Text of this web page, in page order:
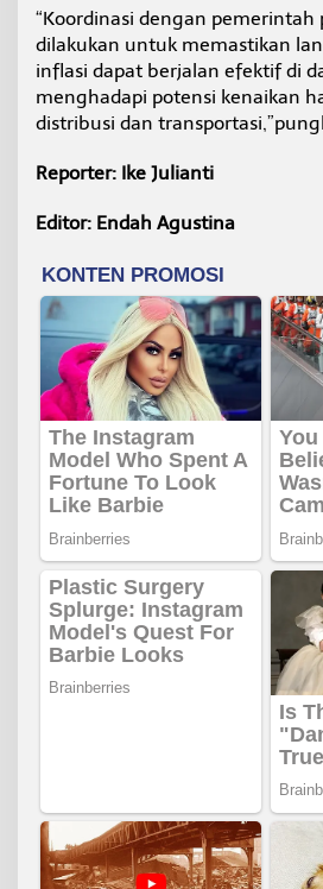
“Koordinasi dengan pemerintah
dilakukan untuk memastikan
inflasi dapat berjalan efektif di
menghadapi potensi kenaikan
distribusi dan
Reporter: Ike Julianti
Editor: Endah Agustina